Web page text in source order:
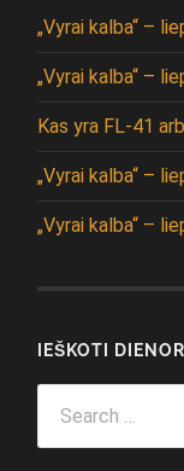
„Vyrai kalba“ –
„Vyrai kalba“ –
Kas yra FL-41
„Vyrai kalba“ –
„Vyrai kalba“ –
IEŠKOTI
for: